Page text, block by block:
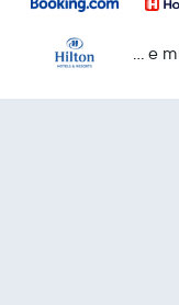
... e